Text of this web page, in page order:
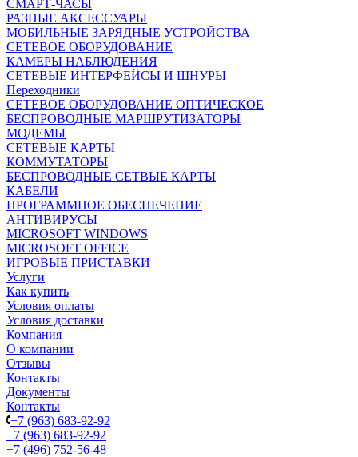
СМАРТ-ЧАСЫ
РАЗНЫЕ АКСЕССУАРЫ
МОБИЛЬНЫЕ ЗАРЯДНЫЕ УСТРОЙСТВА
СЕТЕВОЕ ОБОРУДОВАНИЕ
КАМЕРЫ НАБЛЮДЕНИЯ
СЕТЕВЫЕ ИНТЕРФЕЙСЫ И ШНУРЫ
Переходники
СЕТЕВОЕ ОБОРУДОВАНИЕ ОПТИЧЕСКОЕ
БЕСПРОВОДНЫЕ МАРШРУТИЗАТОРЫ
МОДЕМЫ
СЕТЕВЫЕ КАРТЫ
КОММУТАТОРЫ
БЕСПРОВОДНЫЕ СЕТВЫЕ КАРТЫ
КАБЕЛИ
ПРОГРАММНОЕ ОБЕСПЕЧЕНИЕ
АНТИВИРУСЫ
MICROSOFT WINDOWS
MICROSOFT OFFICE
ИГРОВЫЕ ПРИСТАВКИ
Услуги
Как купить
Условия оплаты
Условия доставки
Компания
О компании
Отзывы
Контакты
Документы
Контакты
+7 (963) 683-92-92
+7 (963) 683-92-92
+7 (496) 752-56-48